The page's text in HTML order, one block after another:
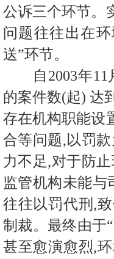
公诉三个环节。
问题往往出在
送”环节。
自 2003年11
的案件数(起) 达
存在机构职能设
合等问题, 以罚
力不足,对于防
监管机构未能与
往往以罚代刑 ,
制裁。最终由于
甚至愈演愈烈,